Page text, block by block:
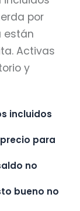
por
están
Activas
y
incluidos
para
no
bueno no